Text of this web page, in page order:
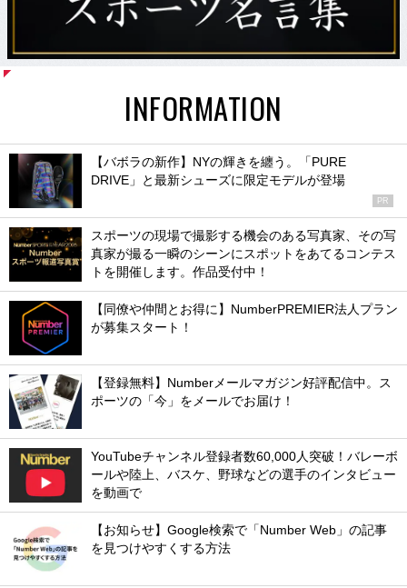
INFORMATION
【バボラの新作】NYの輝きを纏う。「PURE
DRIVE」と最新シューズに限定モデルが登場
PR
スポーツの現場で撮影する機会のある写真家、その写
真家が撮る一瞬のシーンにスポットをあてるコンテス
トを開催します。作品受付中！
【同僚や仲間とお得に】NumberPREMIER法人プラン
が募集スタート！
【登録無料】Numberメールマガジン好評配信中。ス
ポーツの「今」をメールでお届け！
YouTubeチャンネル登録者数60,000人突破！バレーボ
ールや陸上、バスケ、野球などの選手のインタビュー
を動画で
【お知らせ】Google検索で「Number Web」の記事
を見つけやすくする方法